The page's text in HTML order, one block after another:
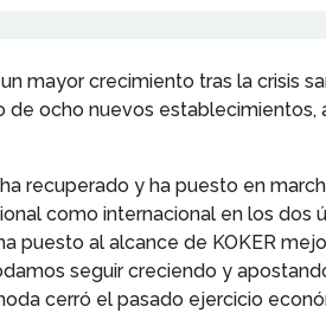
mayor crecimiento tras la crisis
ocho nuevos
recuperado y ha puesto en
como internacional en los dos
puesto al alcance de KOKER
seguir creciendo y
cerró el pasado ejercicio